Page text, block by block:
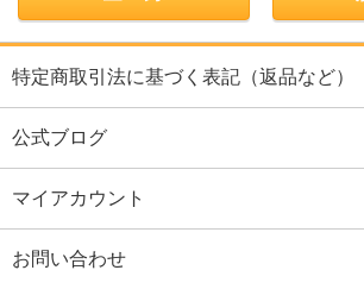
特定商取引法に基づく表記（返品など）
公式ブログ
マイアカウント
お問い合わせ